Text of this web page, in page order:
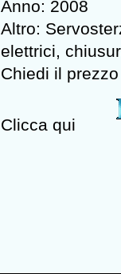
Anno: 2008
Altro:
elettrici,
Chiedi il
Clicca qui